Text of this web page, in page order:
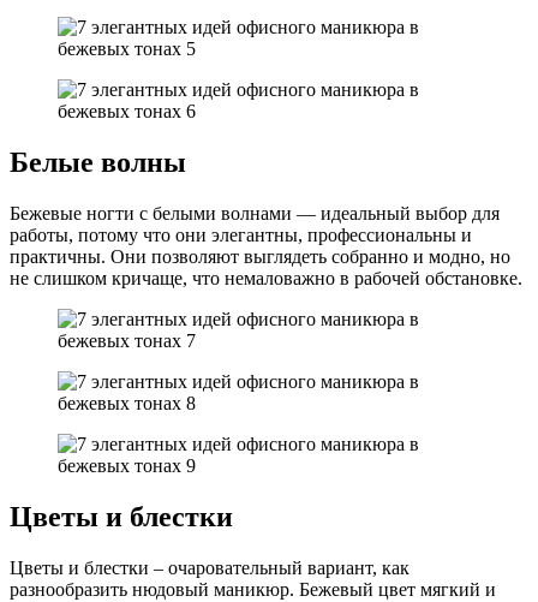
Белые волны
Бежевые ногти с белыми волнами — идеальный выбор для
работы, потому что они элегантны, профессиональны и
практичны. Они позволяют выглядеть собранно и модно, но
не слишком кричаще, что немаловажно в рабочей обстановке.
Цветы и блестки
Цветы и блестки – очаровательный вариант, как
разнообразить нюдовый маникюр. Бежевый цвет мягкий и